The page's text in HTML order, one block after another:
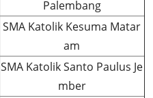
Palembang
SMA Katolik Kesuma Matar
am
SMA Katolik Santo Paulus Je
mber